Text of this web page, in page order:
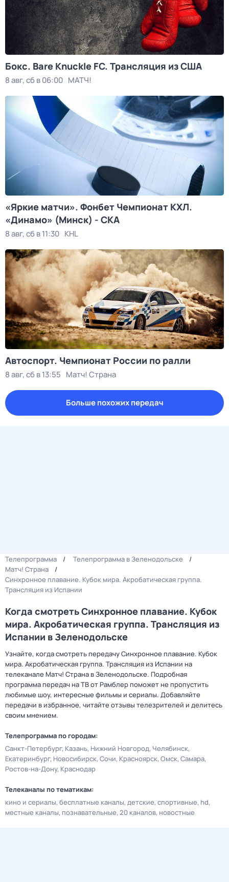
Бокс. Bare Knuckle FC. Трансляция из США
8 авг, сб в 06:00 МАТЧ!
«Яркие матчи». Фонбет Чемпионат КХЛ.
«Динамо» (Минск) - СКА
8 авг, сб в 11:30 KHL
Автоспорт. Чемпионат России по ралли
8 авг, сб в 13:55 Матч! Страна
Больше похожих передач
Телепрограмма
Телепрограмма в Зеленодольске
Матч! Страна
Синхронное плавание. Кубок мира. Акробатическая группа.
Трансляция из Испании
Когда смотреть Синхронное плавание. Кубок
мира. Акробатическая группа. Трансляция из
Испании в Зеленодольске
Узнайте, когда смотреть передачу Синхронное плавание. Кубок
мира. Акробатическая группа. Трансляция из Испании на
телеканале Матч! Страна в Зеленодольске. Подробная
программа передач на ТВ от Рамблер поможет не пропустить
любимые шоу, интересные фильмы и сериалы. Добавляйте
передачи в избранное, читайте отзывы телезрителей и делитесь
своим мнением.
Телепрограмма по городам:
Санкт-Петербург Казань Нижний Новгород Челябинск
Екатеринбург Новосибирск Сочи Красноярск Омск Самара
Ростов-на-Дону Краснодар
Телеканалы по тематикам:
кино и сериалы бесплатные каналы детские спортивные hd
местные каналы познавательные 20 каналов новостные